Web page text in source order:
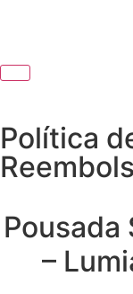
Política
Pousada
–